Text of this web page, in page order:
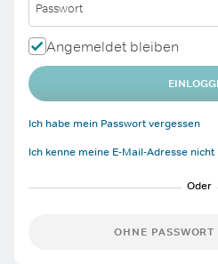
Passwort
Angemeldet bleiben
Ich habe mein Passwort vergessen
Ich kenne meine E-Mail-Adresse nicht
OHNE